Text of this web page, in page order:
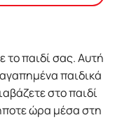
το παιδί σας. Αυτή
παιδικά
στο παιδί
ώρα μέσα στη